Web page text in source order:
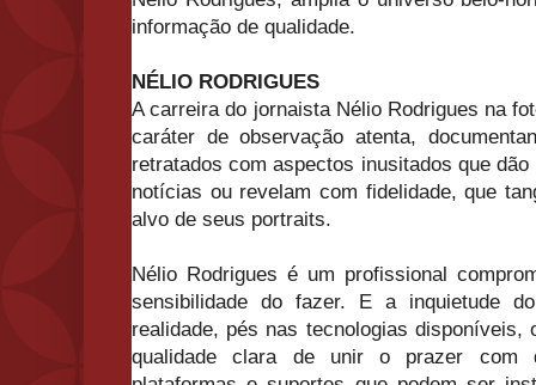
informação de qualidade.
NÉLIO RODRIGUES
A carreira do jornaista Nélio Rodrigues na
caráter de observação atenta,
retratados com aspectos inusitados que
notícias ou revelam com fidelidade, que
alvo de seus portraits.
Nélio Rodrigues é um profissional
sensibilidade do fazer. E a inquietude
realidade, pés nas tecnologias disponíveis,
qualidade clara de unir o prazer com